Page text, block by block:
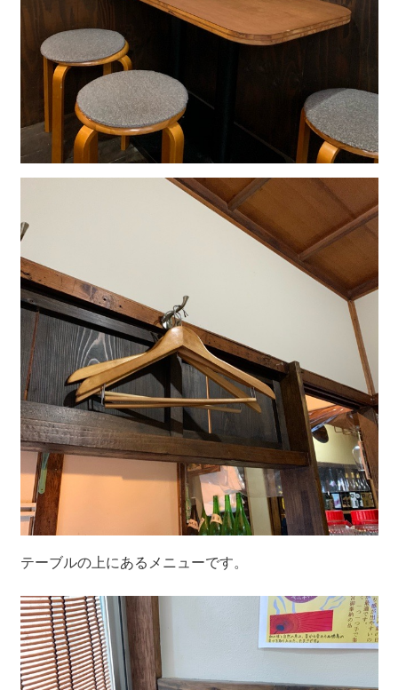
テーブルの上にあるメニューです。